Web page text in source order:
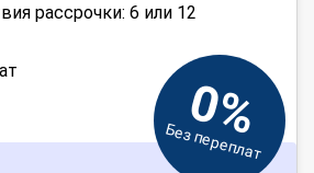
рассрочки: 6 или 12
0%
Без переплат